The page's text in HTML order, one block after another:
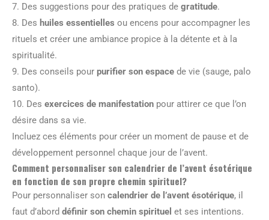
7. Des suggestions pour des pratiques de gratitude.
8. Des huiles essentielles ou encens pour accompagner les
rituels et créer une ambiance propice à la détente et à la
spiritualité.
9. Des conseils pour purifier son espace de vie (sauge, palo
santo).
10. Des exercices de manifestation pour attirer ce que l’on
désire dans sa vie.
Incluez ces éléments pour créer un moment de pause et de
développement personnel chaque jour de l’avent.
Comment personnaliser son calendrier de l’avent ésotérique
en fonction de son propre chemin spirituel?
Pour personnaliser son calendrier de l’avent ésotérique, il
faut d’abord définir son chemin spirituel et ses intentions.